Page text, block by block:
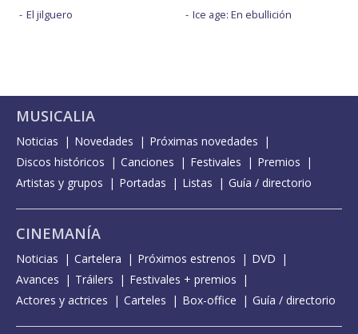
El jilguero
Ice age: En ebullición
MUSICALIA
Noticias Novedades
Próximas novedades
Discos históricos
Canciones Festivales
Premios
Artistas y grupos
Portadas Listas Guía / directorio
CINEMANÍA
Noticias Cartelera Próximos estrenos
DVD
Avances
Tráilers
Festivales + premios
Actores y actrices
Carteles Box-office Guía / directorio